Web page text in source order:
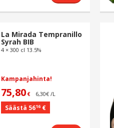
La Mirada Tempranillo
Syrah BIB
4 × 300 cl 13.5%
Kampanjahinta!
75,80€ 6,30€ /L
Säästä 5616€